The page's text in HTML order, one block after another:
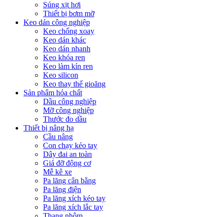
Súng xịt hơi
Thiết bị bơm mỡ
Keo dán công nghiệp
Keo chống xoay
Keo dán khác
Keo dán nhanh
Keo khóa ren
Keo làm kín ren
Keo silicon
Keo thay thế gioăng
Sản phẩm hóa chất
Dầu công nghiệp
Mỡ công nghiệp
Thước đo dầu
Thiết bị nâng hạ
Cầu nâng
Con chạy kéo tay
Dây đai an toàn
Giá đỡ động cơ
Mễ kê xe
Pa lăng cân bằng
Pa lăng điện
Pa lăng xích kéo tay
Pa lăng xích lắc tay